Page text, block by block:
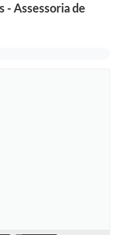
- Assessoria de